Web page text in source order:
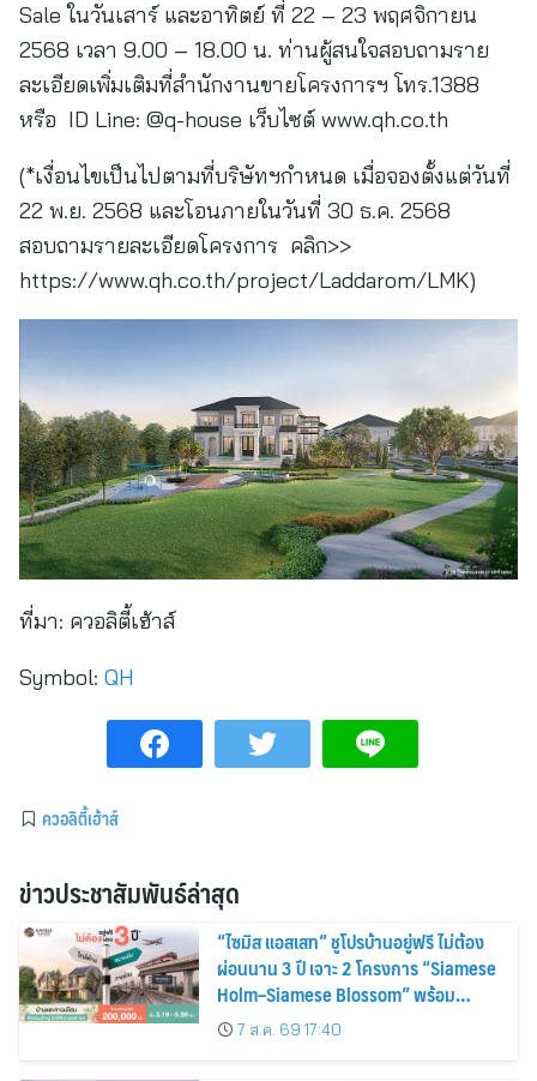
Sale ในวันเสาร์ และอาทิตย์ ที่ 22 – 23 พฤศจิกายน
2568 เวลา 9.00 – 18.00 น. ท่านผู้สนใจสอบถามราย
ละเอียดเพิ่มเติมที่สำนักงานขายโครงการฯ โทร.1388
หรือ ID Line: @q-house เว็บไซต์ www.qh.co.th
(*เงื่อนไขเป็นไปตามที่บริษัทฯกำหนด เมื่อจองตั้งแต่วันที่
22 พ.ย. 2568 และโอนภายในวันที่ 30 ธ.ค. 2568
สอบถามรายละเอียดโครงการ คลิก>>
https://www.qh.co.th/project/Laddarom/LMK)
ที่มา: ควอลิตี้เฮ้าส์
Symbol: QH
ควอลิตี้เฮ้าส์
ข่าวประชาสัมพันธ์ล่าสุด
“ไซมิส แอสเสท” ชูโปรบ้านอยู่ฟรี ไม่ต้อง
ผ่อนนาน 3 ปี เจาะ 2 โครงการ “Siamese
Holm–Siamese Blossom” พร้อม
ส่วนลดและสิทธิพิเศษถึง 31 สิงหาคม
2569
7 ส.ค. 69 17:40